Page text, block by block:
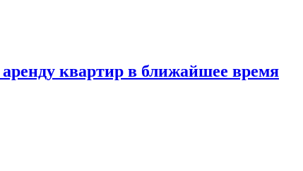
аренду квартир в ближайшее время